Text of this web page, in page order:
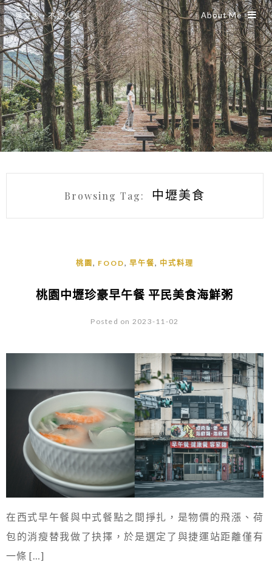
是艾思，不是火拳。 About Me
Browsing Tag: 中壢美食
桃園 , FOOD, 早午餐, 中式料理
桃園中壢珍豪早午餐 平民美食海鮮粥
Posted on 2023-11-02
在西式早午餐與中式餐點之間掙扎，是物價的飛漲、荷
包的消瘦替我做了抉擇，於是選定了與捷運站距離僅有
一條 […]